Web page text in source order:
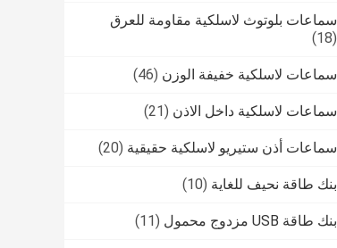
سماعات بلوتوث لاسلكية مقاومة للعرق
(18)
سماعات لاسلكية خفيفة الوزن (46)
سماعات لاسلكية داخل الاذن (21)
سماعات أذن ستيريو لاسلكية حقيقية (20)
بنك طاقة نحيف للغاية (10)
بنك طاقة USB مزدوج محمول (11)